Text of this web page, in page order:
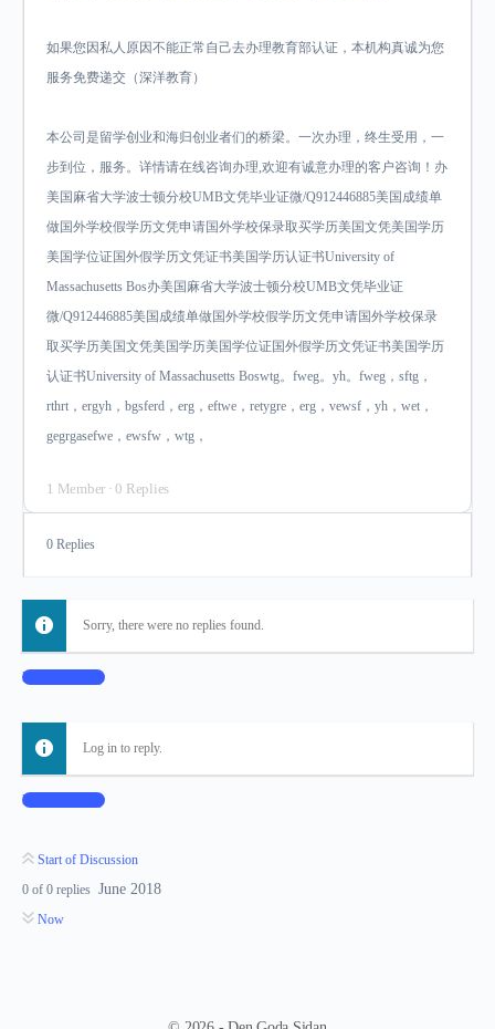
如果您因私人原因不能正常自己去办理教育部认证，本机构真诚为您
服务免费递交（深洋教育）
本公司是留学创业和海归创业者们的桥梁。一次办理，终生受用，一
步到位，服务。详情请在线咨询办理,欢迎有诚意办理的客户咨询！办
美国麻省大学波士顿分校UMB文凭毕业证微/Q912446885美国成绩单
做国外学校假学历文凭申请国外学校保录取买学历美国文凭美国学历
美国学位证国外假学历文凭证书美国学历认证书University of
Massachusetts Bos办美国麻省大学波士顿分校UMB文凭毕业证
微/Q912446885美国成绩单做国外学校假学历文凭申请国外学校保录
取买学历美国文凭美国学历美国学位证国外假学历文凭证书美国学历
认证书University of Massachusetts Boswtg。fweg。yh。fweg，sftg，
rthrt，ergyh，bgsferd，erg，eftwe，retygre，erg，vewsf，yh，wet，
gegrgasefwe，ewsfw，wtg，
1 Member · 0 Replies
0 Replies
Sorry, there were no replies found.
Log In to Reply
Log in to reply.
Log In to Reply
Start of Discussion
0 of 0 replies June 2018
Now